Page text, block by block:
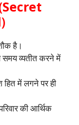
Secret
)
है।
समय व्यतीत करने में
में लगने पर ही
की आर्थिक